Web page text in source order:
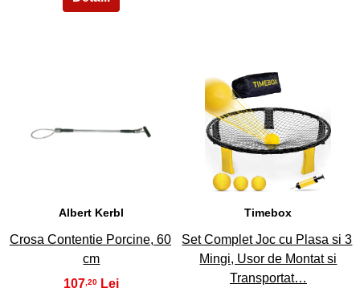
Albert Kerbl
Crosa Contentie Porcine, 60
cm
107 ,20
32
Timebox
Set Complet Joc cu Plasa si 3
Mingi, Usor de Montat si
Transportat…